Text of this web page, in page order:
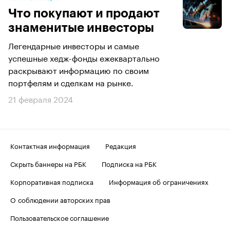
Что покупают и продают
знаменитые инвесторы
Легендарные инвесторы и самые
успешные хедж-фонды ежеквартально
раскрывают информацию по своим
портфелям и сделкам на рынке.
21 февраля 2024
Контактная информация
Редакция
Скрыть баннеры на РБК
Подписка на РБК
Корпоративная подписка
Информация об ограничениях
О соблюдении авторских прав
Пользовательское соглашение